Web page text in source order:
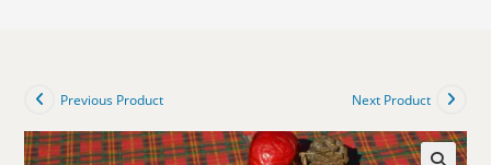
Previous Product Next Product